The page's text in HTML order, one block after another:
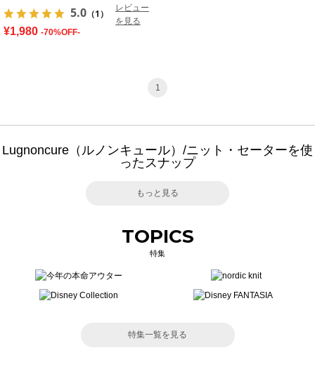
5.0 （1）
レビュー
を見る
¥1,980 -70%OFF-
1
Lugnoncure（ルノンキュール）/ニット・セーターを使
ったスナップ
もっと見る
TOPICS
特集
特集一覧を見る